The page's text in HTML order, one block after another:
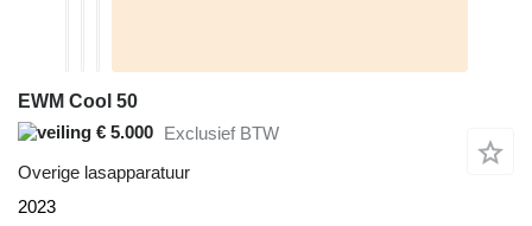
EWM Cool 50
€ 5.000
Exclusief BTW
Overige lasapparatuur
2023